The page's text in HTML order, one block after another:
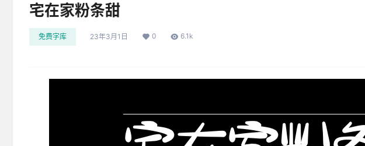
宅在家粉条甜
免费字库 23年3月1日 0 6.1k